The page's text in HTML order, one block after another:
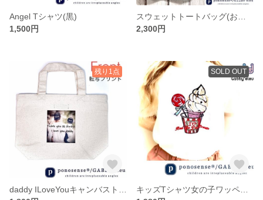
Angel Tシャツ(黒)
1,500円
2,300円
残り1点 SOLD OUT